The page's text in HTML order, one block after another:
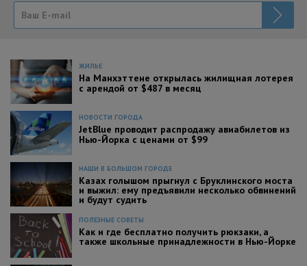
ЖИЛЬЕ
На Манхэттене открылась жилищная лотерея
с арендой от $487 в месяц
НОВОСТИ ГОРОДА
JetBlue проводит распродажу авиабилетов из
Нью-Йорка с ценами от $99
ПОЛЕЗНЫЕ СОВЕТЫ
Как и где бесплатно получить рюкзаки, а
также школьные принадлежности в Нью-Йорке
НАШИ В БОЛЬШОМ ГОРОДЕ
Казах голышом прыгнул с Бруклинского моста
и выжил: ему предъявили несколько обвинений
и будут судить